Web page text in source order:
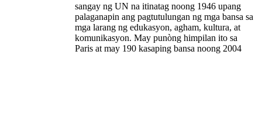
sangay ng UN na itinatag noong 1946 upang
palaganapin ang pagtutulungan ng mga bansa sa
mga larang ng edukasyon, agham, kultura, at
komunikasyon. May punòng himpilan ito sa
Paris at may 190 kasaping bansa noong 2004